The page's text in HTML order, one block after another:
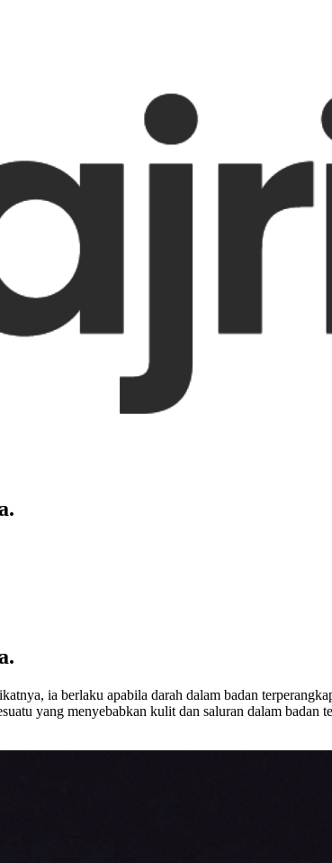
ia berlaku apabila darah dalam badan
yang menyebabkan kulit dan saluran dalam badan